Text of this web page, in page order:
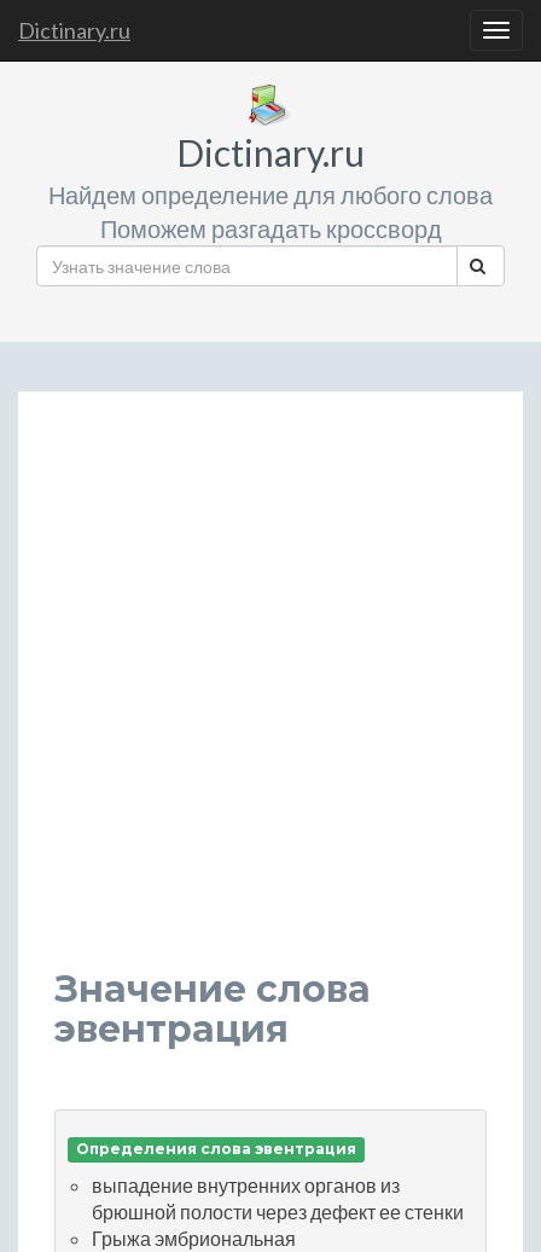
Dictinary.ru
Dictinary.ru
Найдем определение для любого слова
Поможем разгадать кроссворд
Значение слова
эвентрация
Определения слова эвентрация
выпадение внутренних органов из
брюшной полости через дефект ее стенки
Грыжа эмбриональная